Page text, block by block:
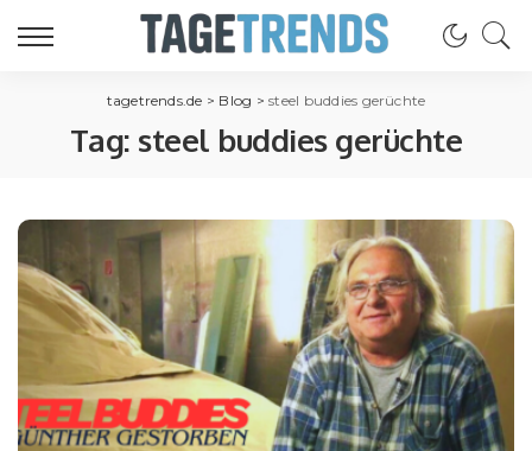
tagetrends.de > Blog >steel buddies gerüchte
Tag: steel buddies gerüchte